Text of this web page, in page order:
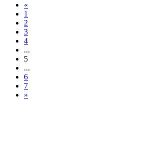
«
1
2
3
4
...
5
...
6
7
»